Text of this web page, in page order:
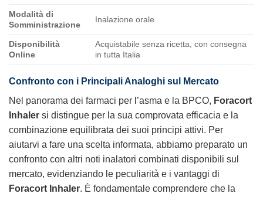
Modalità di
Somministrazione
Inalazione orale
Disponibilità
Online
Acquistabile senza ricetta, con consegna
in tutta Italia
Confronto con i Principali Analoghi sul Mercato
Nel panorama dei farmaci per l’asma e la BPCO, Foracort
Inhaler si distingue per la sua comprovata efficacia e la
combinazione equilibrata dei suoi principi attivi. Per
aiutarvi a fare una scelta informata, abbiamo preparato un
confronto con altri noti inalatori combinati disponibili sul
mercato, evidenziando le peculiarità e i vantaggi di
Foracort Inhaler. È fondamentale comprendere che la